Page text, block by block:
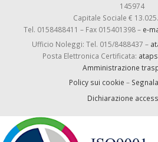
145974
Capitale Sociale €
Tel. 0158488411 – Fax 015401398 – e-
Ufficio Noleggi: Tel. 015/8488437 –
Posta Elettronica Certificata:
Amministrazione
Policy sui cookie –
Dichiarazione